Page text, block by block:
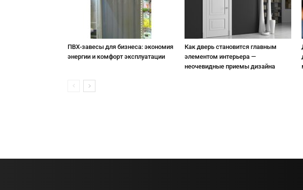
ПВХ-завесы для бизнеса: экономия
энергии и комфорт эксплуатации
Как дверь становится главным
элементом интерьера —
неочевидные приемы дизайна